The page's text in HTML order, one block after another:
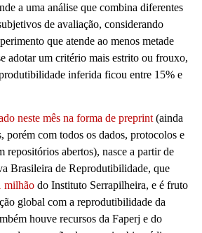
a uma análise que combina diferentes
de avaliação, considerando
que atende ao menos metade
adotar um critério mais estrito ou frouxo,
inferida ficou entre 15% e
neste mês na forma de preprint (ainda
porém com todos os dados, protocolos e
repositórios abertos), nasce a partir de
Brasileira de Reprodutibilidade, que
milhão do Instituto Serrapilheira, e é fruto
global com a reprodutibilidade da
houve recursos da Faperj e do